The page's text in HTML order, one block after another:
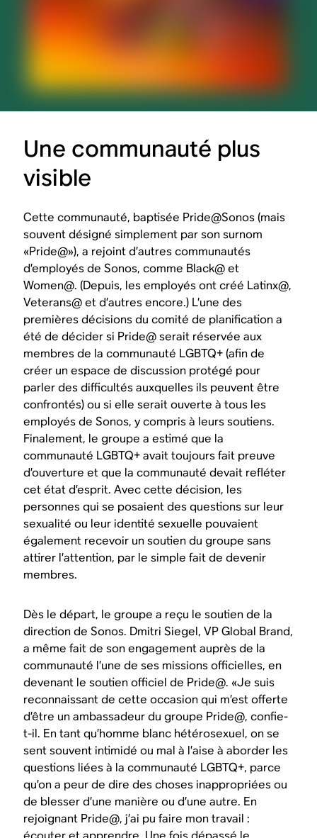
Une communauté plus
visible
Cette communauté, baptisée Pride@Sonos (mais
souvent désigné simplement par son surnom
«Pride@»), a rejoint d’autres communautés
d’employés de Sonos, comme Black@ et
Women@. (Depuis, les employés ont créé Latinx@,
Veterans@ et d’autres encore.) L’une des
premières décisions du comité de planification a
été de décider si Pride@ serait réservée aux
membres de la communauté LGBTQ+ (afin de
créer un espace de discussion protégé pour
parler des difficultés auxquelles ils peuvent être
confrontés) ou si elle serait ouverte à tous les
employés de Sonos, y compris à leurs soutiens.
Finalement, le groupe a estimé que la
communauté LGBTQ+ avait toujours fait preuve
d’ouverture et que la communauté devait refléter
cet état d’esprit. Avec cette décision, les
personnes qui se posaient des questions sur leur
sexualité ou leur identité sexuelle pouvaient
également recevoir un soutien du groupe sans
attirer l’attention, par le simple fait de devenir
membres.
Dès le départ, le groupe a reçu le soutien de la
direction de Sonos. Dmitri Siegel, VP Global Brand,
a même fait de son engagement auprès de la
communauté l’une de ses missions officielles, en
devenant le soutien officiel de Pride@. «Je suis
reconnaissant de cette occasion qui m’est offerte
d’être un ambassadeur du groupe Pride@, confie-
t-il. En tant qu’homme blanc hétérosexuel, on se
sent souvent intimidé ou mal à l’aise à aborder les
questions liées à la communauté LGBTQ+, parce
qu’on a peur de dire des choses inappropriées ou
de blesser d’une manière ou d’une autre. En
rejoignant Pride@, j’ai pu faire mon travail :